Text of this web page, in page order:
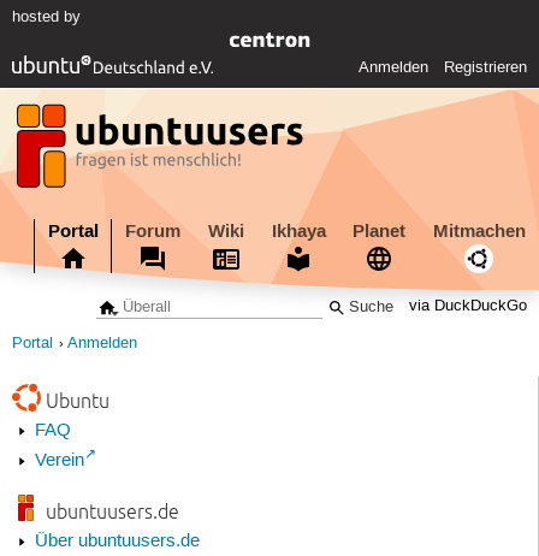
hosted by
Anmelden Registrieren
Portal Forum Wiki Ikhaya Planet Mitmachen
via DuckDuckGo
Portal Anmelden
Ubuntu
FAQ
Verein
ubuntuusers.de
Über ubuntuusers.de